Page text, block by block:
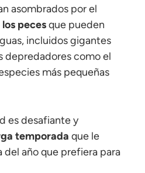
asombrados por el
pecesque pueden
incluidos gigantes
depredadores como el
más pequeñas
es desafiante y
temporada que le
año que prefiera para